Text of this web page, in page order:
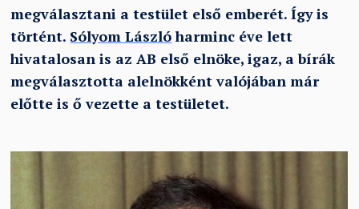
megválasztani a testület első emberét. Így is
történt. Sólyom Lászlóharminc éve lett
hivatalosan is az AB első elnöke, igaz, a bírák
megválasztotta alelnökként valójában már
előtte is ő vezette a testületet.